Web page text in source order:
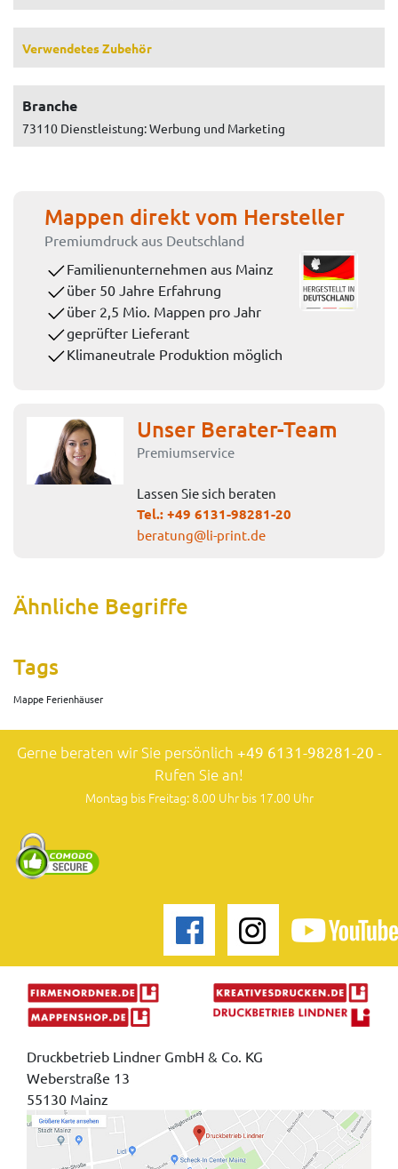
Verwendetes Zubehör
Branche
73110 Dienstleistung: Werbung und Marketing
Mappen direkt vom Hersteller
Premiumdruck aus Deutschland
Familienunternehmen aus Mainz
über 50 Jahre Erfahrung
über 2,5 Mio. Mappen pro Jahr
geprüfter Lieferant
Klimaneutrale Produktion möglich
Unser Berater-Team
Premiumservice
Lassen Sie sich beraten
Tel.:+49 6131-98281-20
beratung@li-print.de
Ähnliche Begriffe
Tags
Mappe Ferienhäuser
Gerne beraten wir Sie persönlich +49 6131-98281-20 -
Rufen Sie an!
Montag bis Freitag: 8.00 Uhr bis 17.00 Uhr
Druckbetrieb Lindner GmbH & Co. KG
Weberstraße 13
55130 Mainz